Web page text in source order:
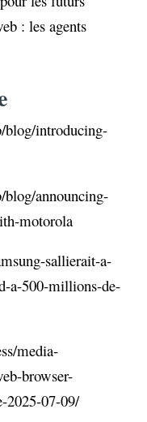
: les agents
introducing-
announcing-
motorola
sallierait-a-
a-500-millions-de-
media-
browser-
2025-07-09/